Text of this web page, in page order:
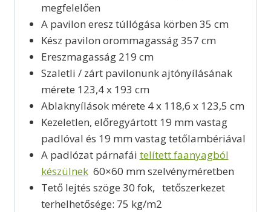
megfelelően
A pavilon eresz túllógása körben 35 cm
Kész pavilon orommagasság 357 cm
Ereszmagasság 219 cm
Szaletli / zárt pavilonunk ajtónyílásának
mérete 123,4 x 193 cm
Ablaknyílások mérete 4 x 118,6 x 123,5 cm
Kezeletlen, előregyártott 19 mm vastag
padlóval és 19 mm vastag tetőlambériával
A padlózat párnafái telített faanyagból
készülnek60×60 mm szelvényméretben
Tető lejtés szöge 30 fok, tetőszerkezet
terhelhetősége: 75 kg/m2